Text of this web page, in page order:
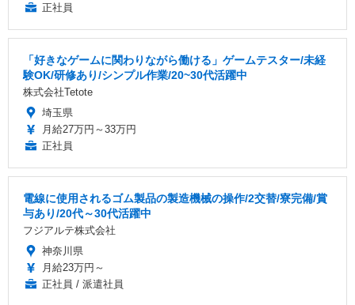
正社員
「好きなゲームに関わりながら働ける」ゲームテスター/未経
験OK/研修あり/シンプル作業/20~30代活躍中
株式会社Tetote
埼玉県
月給27万円～33万円
正社員
電線に使用されるゴム製品の製造機械の操作/2交替/寮完備/賞
与あり/20代～30代活躍中
フジアルテ株式会社
神奈川県
月給23万円～
正社員 / 派遣社員